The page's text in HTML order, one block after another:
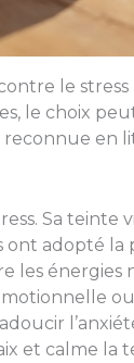
le stress
le choix
en
Sa
ont adopté
énergies
et calme la